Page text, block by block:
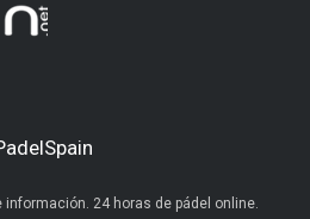
24 horas de pádel online.